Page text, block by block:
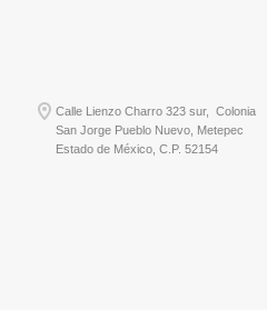
Calle Lienzo Charro 323 sur, Colonia
San Jorge Pueblo Nuevo, Metepec
Estado de México, C.P. 52154